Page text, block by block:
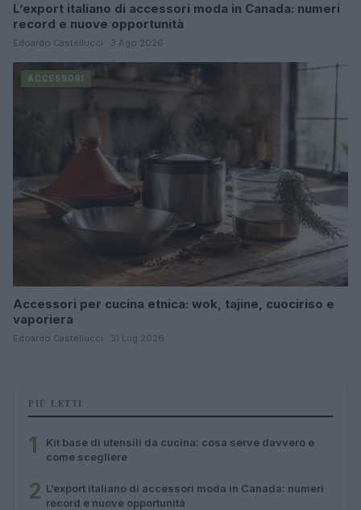
L’export italiano di accessori moda in Canada: numeri
record e nuove opportunità
Edoardo Castellucci · 3 Ago 2026
ACCESSORI
Accessori per cucina etnica: wok, tajine, cuociriso e
vaporiera
Edoardo Castellucci · 31 Lug 2026
PIÙ LETTI
1
Kit base di utensili da cucina: cosa serve davvero e
come scegliere
2 L’export italiano di accessori moda in Canada: numeri
record e nuove opportunità